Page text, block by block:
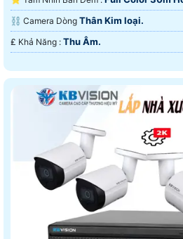
⛓ Camera Dòng Thân Kim loại.
️₤ Khả Năng : Thu Âm.